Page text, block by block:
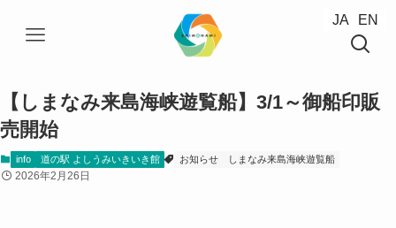
【しまなみ来島海峡遊覧船】3/1～御船印販
売開始
info 道の駅 よしうみいきいき館 お知らせ しまなみ来島海峡遊覧船
2026年2月26日
JA EN
JA EN